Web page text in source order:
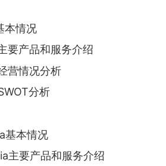
本情况
要产品和服务介绍
营情况分析
分析
基本情况
主要产品和服务介绍